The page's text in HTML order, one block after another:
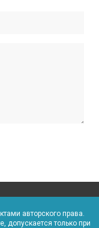
авторского права.
допускается только при